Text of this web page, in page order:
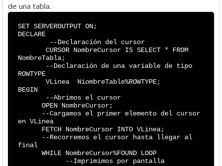
de una tabla.
SET SERVEROUTPUT ON;
DECLARE
--Declaración del cursor
CURSOR NombreCursor IS SELECT * FROM
NombreTabla;
--Declaración de una variable de tipo
ROWTYPE
VLinea NiombreTable%ROWTYPE;
BEGIN
--Abrimos el cursor
OPEN NombreCursor;
--Cargamos el primer elemento del cursor
en VLinea
FETCH NombreCursor INTO VLinea;
--Recorremos el cursor hasta llegar al
final
WHILE NombreCursor%FOUND LOOP
--Imprimimos por pantalla